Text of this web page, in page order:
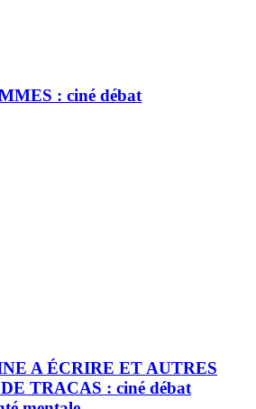
: ciné débat
A ÉCRIRE ET AUTRES
TRACAS : ciné débat